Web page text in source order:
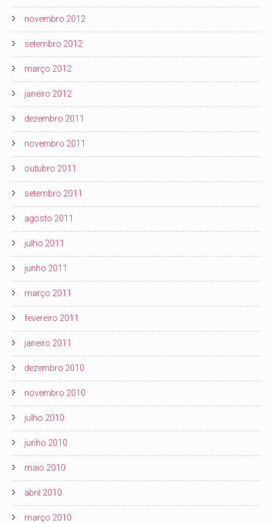
novembro 2012
setembro 2012
março 2012
janeiro 2012
dezembro 2011
novembro 2011
outubro 2011
setembro 2011
agosto 2011
julho 2011
junho 2011
março 2011
fevereiro 2011
janeiro 2011
dezembro 2010
novembro 2010
julho 2010
junho 2010
maio 2010
abril 2010
março 2010